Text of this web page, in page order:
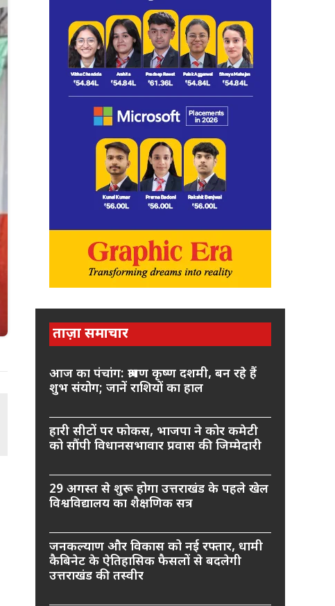
ताज़ा समाचार
आज का पंचांग: श्रावण कृष्ण दशमी, बन रहे हैं
शुभ संयोग; जानें राशियों का हाल
हारी सीटों पर फोकस, भाजपा ने कोर कमेटी
को सौंपी विधानसभावार प्रवास की जिम्मेदारी
29 अगस्त से शुरू होगा उत्तराखंड के पहले खेल
विश्वविद्यालय का शैक्षणिक सत्र
जनकल्याण और विकास को नई रफ्तार, धामी
कैबिनेट के ऐतिहासिक फैसलों से बदलेगी
उत्तराखंड की तस्वीर